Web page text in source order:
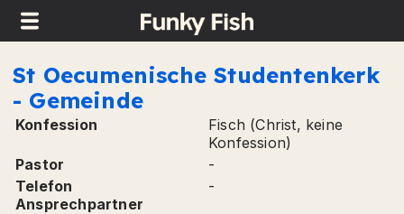
TinyButStrong Error
in field [congregation.remark...]: item 'remark' is not an existing
key in the array.
This message can be cancelled using parameter 'noerr'.
St Oecumenische Studentenkerk
- Gemeinde
Konfession
Fisch (Christ, keine
Konfession)
Pastor
-
Telefon
Ansprechpartner
-